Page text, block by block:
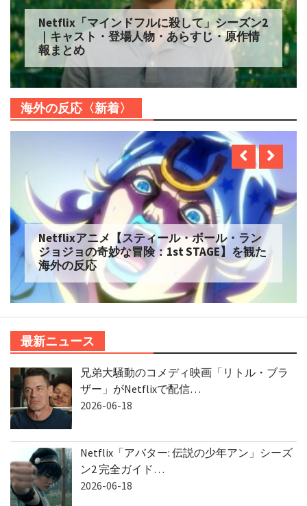
Netflix「自由研究には向かない殺人」シー
ズン2 配信へ｜キャスト・登場人物・あらす
じ・原作情報まとめ
海外の反応〈新着〉
Netflix実写【ONE PIECE】シーズン2 を観た
海外の反応
最新ニュース
兄弟大騒動のコメディ映画「リトル・ブラ
ザー」がNetflixで配信…
Netflix「アバター: 伝説の少年アン」シーズ
ン2 完全ガイド…